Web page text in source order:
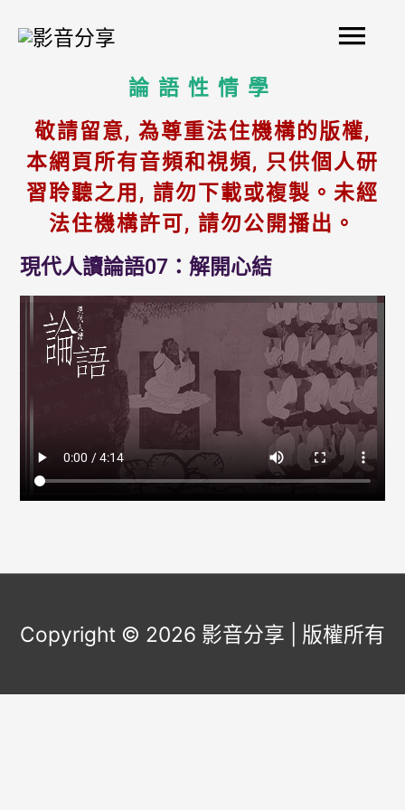
to
論語性情學
敬請留意, 為尊重法住機構的版權,
本網頁所有音頻和視頻, 只供個人研
習聆聽之用, 請勿下載或複製。未經
法住機構許可, 請勿公開播出。
現代人讀論語07：解開心結
Copyright © 2026 影音分享 | 版權所有